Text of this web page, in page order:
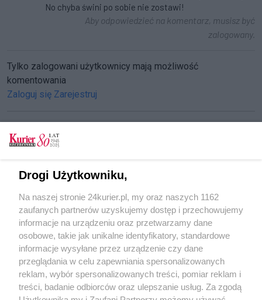
No chyba świni po sobie nie zostawi!
Aby odpowiedzieć na komentarz, musisz być
zalogowany.
Tylko zalogowani użytkownicy mają możliwość
komentowania
Zaloguj się Zarejestruj
Kuchciński marszałkiem Sejmu
Inauguracja Sejmu VIII kadencji
Koalicja dwa plus dwa
POGODA
12℃
Drogi Użytkowniku,
Na naszej stronie 24kurier.pl, my oraz naszych 1162
zaufanych partnerów uzyskujemy dostęp i przechowujemy
informacje na urządzeniu oraz przetwarzamy dane
osobowe, takie jak unikalne identyfikatory, standardowe
informacje wysyłane przez urządzenie czy dane
przeglądania w celu zapewniania spersonalizowanych
reklam, wybór spersonalizowanych treści, pomiar reklam i
treści, badanie odbiorców oraz ulepszanie usług. Za zgodą